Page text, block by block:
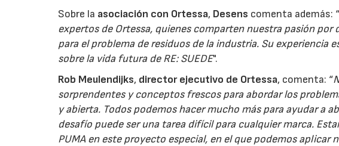
Sobre la asociación con Ortessa, Desens comenta además: “
expertos de Ortessa, quienes comparten nuestra pasión
para el problema de residuos de la industria. Su experiencia
sobre la vida futura de RE: SUEDE".
Rob Meulendijks, director ejecutivo de Ortessa, comenta: “
sorprendentes y conceptos frescos para abordar los
y abierta. Todos podemos hacer mucho más para ayudar a
desafío puede ser una tarea difícil para cualquier marca.
PUMA en este proyecto especial, en el que podemos